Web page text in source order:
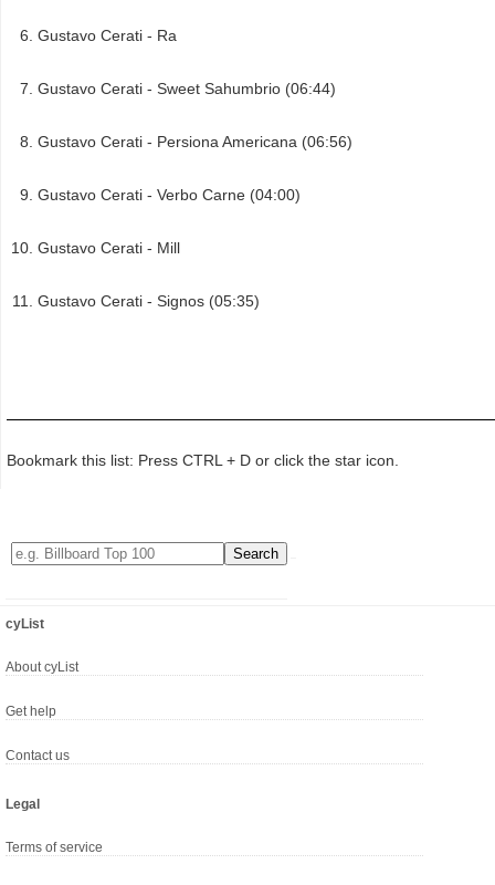
Gustavo Cerati - Ra
Gustavo Cerati - Sweet Sahumbrio (06:44)
Gustavo Cerati - Persiona Americana (06:56)
Gustavo Cerati - Verbo Carne (04:00)
Gustavo Cerati - Mill
Gustavo Cerati - Signos (05:35)
Bookmark this list: Press CTRL + D or click the star icon.
cyList
About cyList
Get help
Contact us
Legal
Terms of service